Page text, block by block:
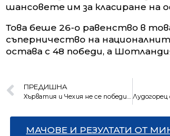
шансовете им за класиране на
Това беше 26-о равенство в
съперничество на
остава с 48 победи, а
ПРЕДИШНА
Хърватия и Чехия не се победиха в Глазгоу
МАЧОВЕ И РЕЗУЛТАТИ ОТ